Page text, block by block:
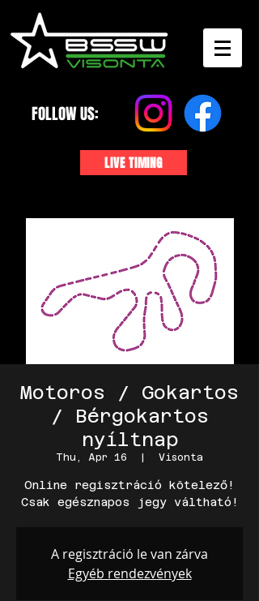
FOLLOW US:
LIVE TIMING
Motoros / Gokartos
/ Bérgokartos
nyíltnap
Thu, Apr 16 Visonta
Online regisztráció kötelező!
Csak egésznapos jegy váltható!
A regisztráció le van zárva
Egyéb rendezvények